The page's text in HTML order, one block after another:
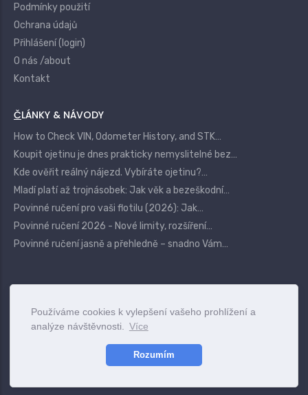
Používáme cookies k vylepšení vašeho prohlížení a
analýze návštěvnosti.
Více
Rozumím
Podmínky použití
Ochrana údajů
Přihlášení (login)
O nás /about
Kontakt
ČLÁNKY & NÁVODY
How to Check VIN, Odometer History, and STK…
Koupit ojetinu je dnes prakticky nemyslitelné bez…
Kde ověřit reálný nájezd. Vybíráte ojetinu?…
Mladí platí až trojnásobek: Jak věk a bezeškodní…
Povinné ručení pro vaši flotilu (2026): Jak…
Povinné ručení 2026 - Nové limity, rozšíření…
Povinné ručení jasně a přehledně – snadno Vám…
www.pojistovnu.cz